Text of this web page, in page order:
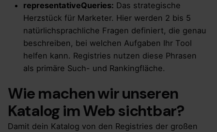
representativeQueries: Das strategische
Herzstück für Marketer. Hier werden 2 bis 5
natürlichsprachliche Fragen definiert, die genau
beschreiben, bei welchen Aufgaben Ihr Tool
helfen kann. Registries nutzen diese Phrasen
als primäre Such- und Rankingfläche.
Wie machen wir unseren
Katalog im Web sichtbar?
Damit dein Katalog von den Registries der großen